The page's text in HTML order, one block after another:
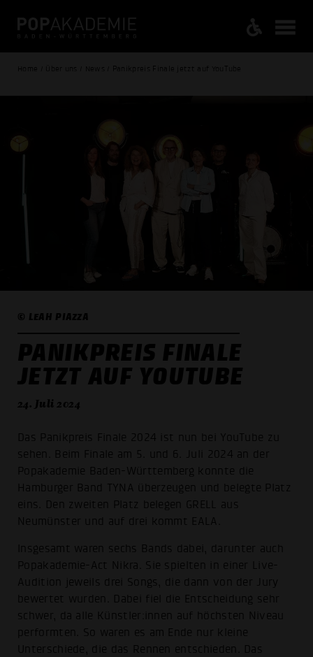
Home / Über uns / News / Panikpreis Finale jetzt auf YouTube
© LEAH PIAZZA
PANIKPREIS FINALE
JETZT AUF YOUTUBE
24. Juli 2024
Das Panikpreis Finale 2024 ist nun bei YouTube zu
sehen. Beim Finale am 5. und 6. Juli 2024 an der
Popakademie Baden-Württemberg konnte die
Hamburger Band TYNA überzeugen und belegte Platz
eins. Den zweiten Platz belegen GRELL aus
Neumünster und auf drei kommt EALA.
Insgesamt waren sechs Bands dabei, darunter auch
Popakademie-Act Nikra. Sie spielten in einer Live-
Audition jeweils drei Songs, die dann von der Jury
bewertet wurden. Dabei fiel die Entscheidung sehr
schwer, da alle Künstler:innen auf höchsten Niveau
performten. So waren es am Ende nur kleine
Unterschiede, die das Rennen entschieden. Das